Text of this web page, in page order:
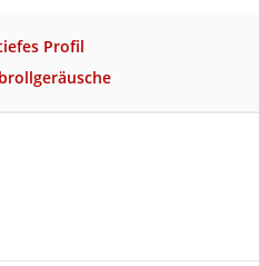
Profil